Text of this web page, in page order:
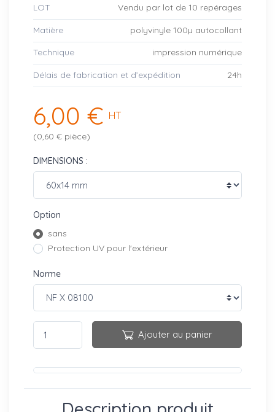
LOT Vendu par lot de 10 repérages
Matière polyvinyle 100µ autocollant
Technique impression numérique
Délais de fabrication et d’expédition 24h
6,00 € HT
(0,60 € pièce)
DIMENSIONS :
Option
sans
Protection UV pour l'extérieur
Norme
Ajouter au panier